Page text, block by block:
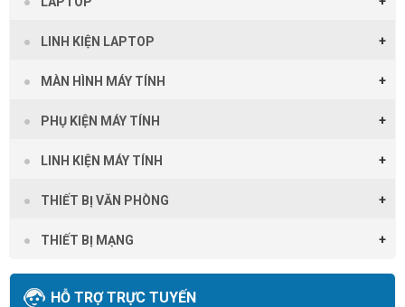
LINH KIỆN LAPTOP
MÀN HÌNH MÁY TÍNH
PHỤ KIỆN MÁY TÍNH
LINH KIỆN MÁY TÍNH
THIẾT BỊ VĂN PHÒNG
THIẾT BỊ MẠNG
HỖ TRỢ TRỰC TUYẾN